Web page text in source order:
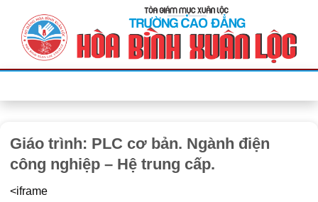
Giáo trình: PLC cơ bản. Ngành điện
công nghiệp – Hệ trung cấp.
<iframe